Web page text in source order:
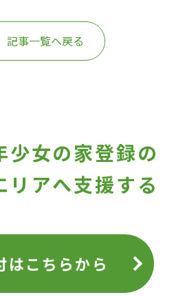
記事一覧へ戻る
少女の家登録の
リアへ支援する
はこちらから